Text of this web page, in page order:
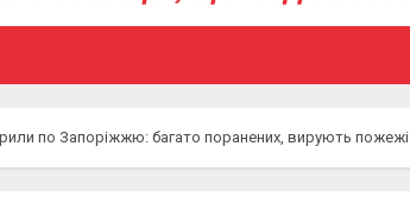
по Запоріжжю: багато поранених, вирують пожежі